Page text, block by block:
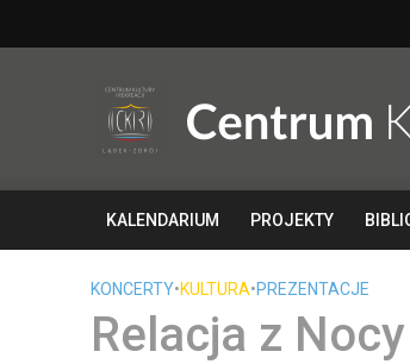
KALENDARIUM PROJEKTY
KONCERTY•KULTURA•PREZENTACJE
Relacja z